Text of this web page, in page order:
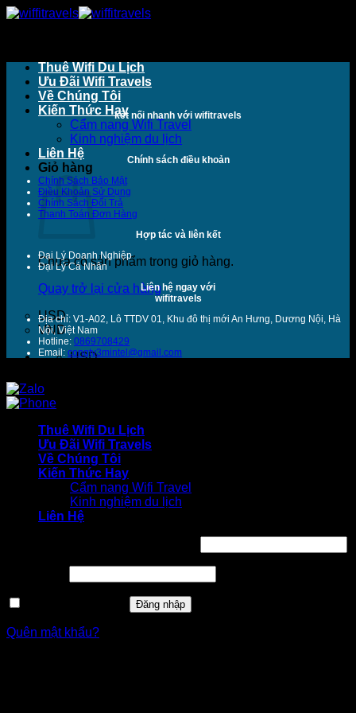
Bỏ
Thuê Wifi Du Lịch
Ưu Đãi Wifi Travels
Về Chúng Tôi
Kiến Thức Hay
Cẩm nang Wifi Travel
Kinh nghiệm du lịch
Liên Hệ
Giỏ hàng
Chưa có sản phẩm trong giỏ hàng.
Quay trở lại cửa hàng
USD
VND
USD
kết nối nhanh với wifitravels
Chính sách điều khoản
Chính Sách Bảo Mật
Điều Khoản Sử Dụng
Chính Sách Đổi Trả
Thanh Toán Đơn Hàng
Hợp tác và liên kết
Đại Lý Doanh Nghiệp
Đại Lý Cá Nhân
Liên hệ ngay với
wifitravels
Địa chỉ: V1-A02, Lô TTDV 01, Khu đô thị mới An Hưng, Dương Nội, Hà
Nội, Việt Nam
Hotline: 0869708429
Email: congty3mintel@gmail.com
Thuê Wifi Du Lịch
Ưu Đãi Wifi Travels
Về Chúng Tôi
Kiến Thức Hay
Cẩm nang Wifi Travel
Kinh nghiệm du lịch
Liên Hệ
buộc
buộc
Đăng nhập
Quên mật khẩu?